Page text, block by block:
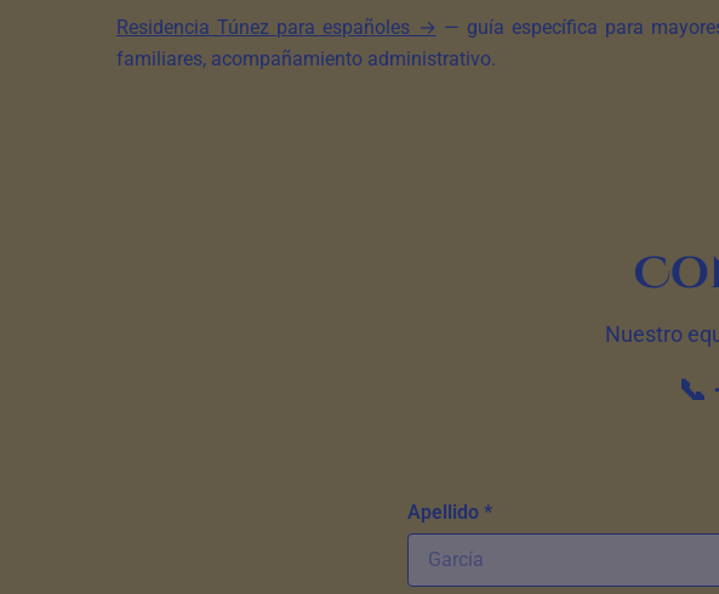
Residencia Túnez para españoles → — guía específica para
familiares, acompañamiento administrativo.
Nuestro
📞
Apellido *